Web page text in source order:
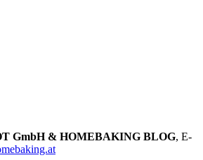
GmbH & HOMEBAKING BLOG, E-